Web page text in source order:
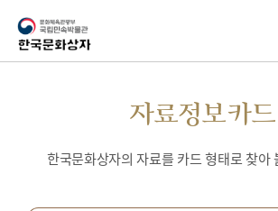
자료정보카드
한국문화상자의 자료를 카드 형태로 찾아